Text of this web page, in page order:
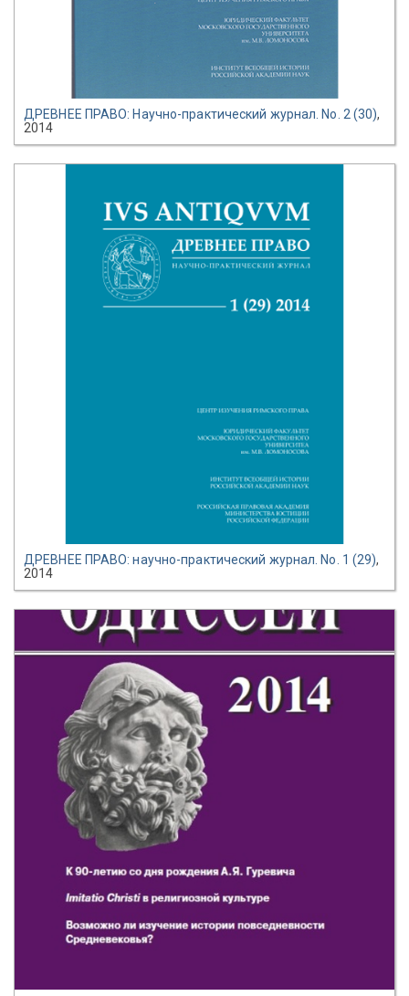
ДРЕВНЕЕ ПРАВО: Научно-практический журнал. No. 2 (30),
2014
ДРЕВНЕЕ ПРАВО: научно-практический журнал. No. 1 (29),
2014